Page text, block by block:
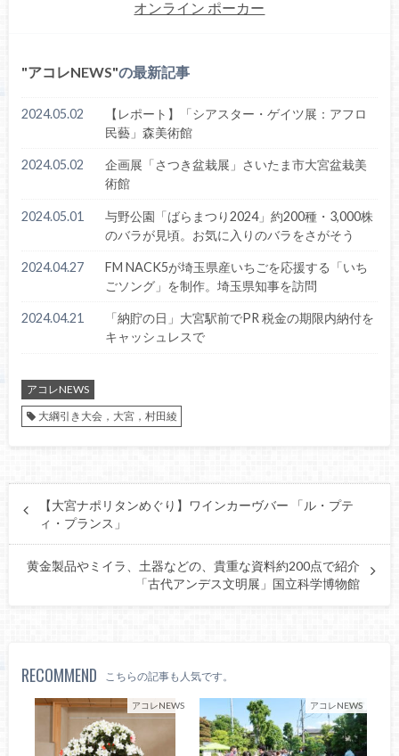
オンライン ポーカー
アコレNEWS の最新記事
2024.05.02
【レポート】「シアスター・ゲイツ展：アフロ
民藝」森美術館
2024.05.02
企画展「さつき盆栽展」さいたま市大宮盆栽美
術館
2024.05.01
与野公園「ばらまつり2024」約200種・3,000株
のバラが見頃。お気に入りのバラをさがそう
2024.04.27
FM NACK5が埼玉県産いちごを応援する「いち
ごソング」を制作。埼玉県知事を訪問
2024.04.21
「納貯の日」大宮駅前でPR 税金の期限内納付を
キャッシュレスで
アコレNEWS
大綱引き大会，大宮，村田綾
【大宮ナポリタンめぐり】ワインカーヴバー 「ル・プテ
ィ・プランス」
黄金製品やミイラ、土器などの、貴重な資料約200点で紹介
「古代アンデス文明展」国立科学博物館
RECOMMEND こちらの記事も人気です。
アコレNEWS アコレNEWS